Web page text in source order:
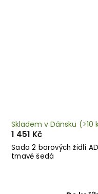
Sada 2 barových židlí
tmavě šedá
Skladem v Dánsku (>10
1 451 Kč